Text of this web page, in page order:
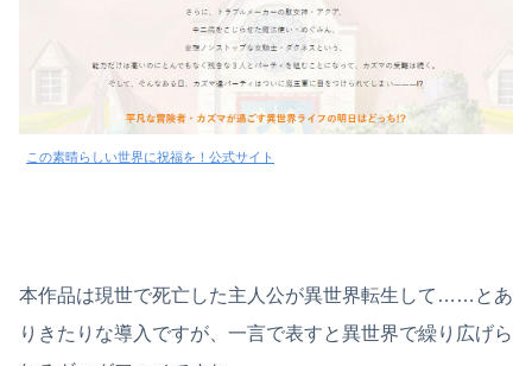
この素晴らしい世界に祝福を！公式サイト
本作品は現世で死亡した主人公が異世界転生して……とあ
りきたりな導入ですが、一言で表すと異世界で繰り広げら